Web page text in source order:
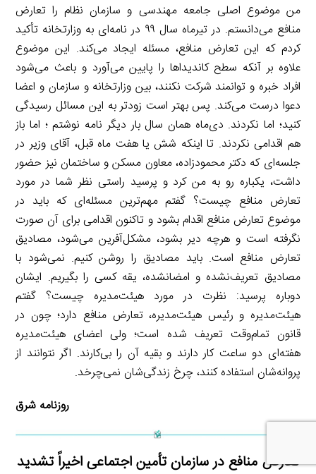
من موضوع اصلی جامعه مهندسی و سازمان نظام را تعارض
منافع می‌دانستم. در تیرماه سال ۹۹ در نامه‌ای به وزارتخانه تأکید
کردم که این تعارض منافع، مسئله ایجاد می‌کند. این موضوع
علاوه بر آنکه سطح کاندیداها را پایین می‌آورد و باعث می‌شود
افراد خبره و توانمند شرکت نکنند، بین وزارتخانه و سازمان و اعضا
دعوا درست می‌کند. پس بهتر است زودتر به این مسائل رسیدگی
کنید؛ اما نکردند. دی‌ماه همان سال بار دیگر نامه نوشتم ؛ اما باز
هم اقدامی نکردند. تا اینکه شش یا هفت ماه قبل، آقای وزیر در
جلسه‌ای که دکتر محمودزاده، معاون مسکن و ساختمان نیز حضور
داشت، یکباره رو به من کرد و پرسید راستی نظر شما در مورد
تعارض منافع چیست؟ گفتم مهم‌ترین مسئله‌ای که باید در
موضوع تعارض منافع اقدام بشود و تاکنون اقدامی برای آن صورت
نگرفته است و هرچه دیر بشود، مشکل‌آفرین می‌شود، مصادیق
تعارض منافع است. باید مصادیق را روشن کنیم. نمی‌شود با
مصادیق تعریف‌نشده و امضانشده، یقه کسی را بگیریم. ایشان
دوباره پرسید: نظرت در مورد هیئت‌مدیره چیست؟ گفتم
هیئت‌مدیره و رئیس هیئت‌مدیره، تعارض منافع دارد؛ چون در
قانون تمام‌وقت تعریف شده است؛ ولی اعضای هیئت‌مدیره
هفته‌ای دو ساعت کار دارند و بقیه آن را بی‌کارند. اگر نتوانند از
پروانه‌شان استفاده کنند، چرخ زندگی‌شان نمی‌چرخد.
روزنامه شرق
تعارض منافع در سازمان تأمین اجتماعی اخیراً تشدید